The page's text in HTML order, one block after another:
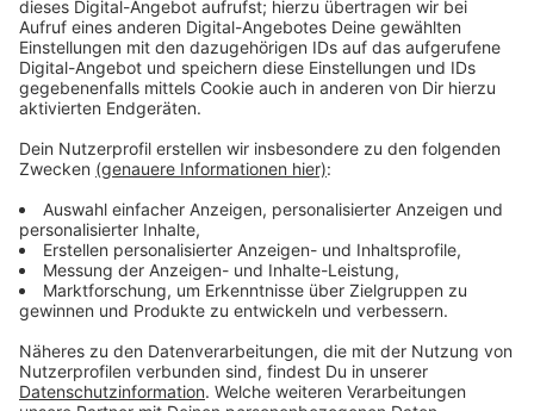
nehmen etwas mit dabei, das ist die Hoffnung auf
den ewigen Frieden.“
Als Superintendent der evangelischen Kirche in
Oberösterreich diskutiert Gerold Lehner auf der
Kirchenvertretern, wie in Konflikten für Frieden
welche Rolle der christliche Glaube dabei spielen
kann, denn, so Lehner: „Frieden stiften und einander
beim Abendmahl auch den Friedensgruß zu
reichen, ist nicht nur eine ritualisierte leere Geste,
sondern ist dazu da, um etwas einzuüben: Gott
schließt uns zu einer Gemeinschaft zusammen, und
wir reichen uns untereinander die Hände, schauen